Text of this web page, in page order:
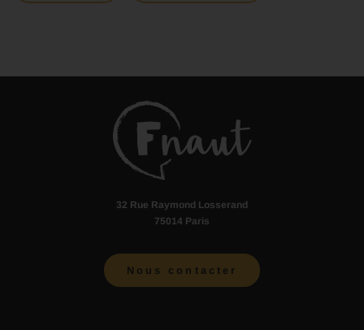
32 Rue Raymond Losserand
75014 Paris
Nous contacter